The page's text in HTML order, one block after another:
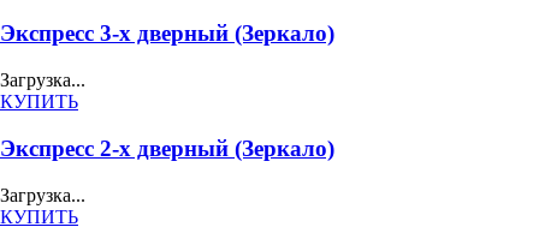
Экспресс 3-х дверный (Зеркало)
Загрузка...
КУПИТЬ
Экспресс 2-х дверный (Зеркало)
Загрузка...
КУПИТЬ